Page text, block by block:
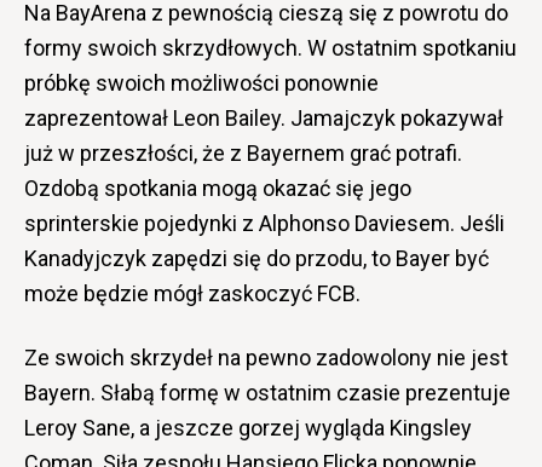
Na BayArena z pewnością cieszą się z powrotu do
formy swoich skrzydłowych. W ostatnim spotkaniu
próbkę swoich możliwości ponownie
zaprezentował Leon Bailey. Jamajczyk pokazywał
już w przeszłości, że z Bayernem grać potrafi.
Ozdobą spotkania mogą okazać się jego
sprinterskie pojedynki z Alphonso Daviesem. Jeśli
Kanadyjczyk zapędzi się do przodu, to Bayer być
może będzie mógł zaskoczyć FCB.
Ze swoich skrzydeł na pewno zadowolony nie jest
Bayern. Słabą formę w ostatnim czasie prezentuje
Leroy Sane, a jeszcze gorzej wygląda Kingsley